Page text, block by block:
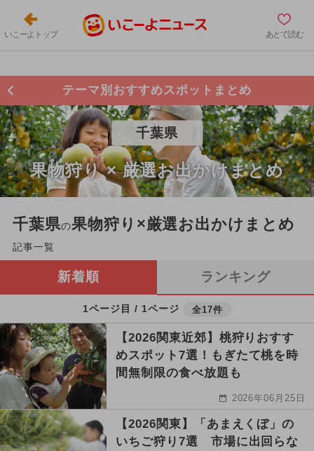
いこーよトップ あとで読む
テーマ別おすすめスポットまとめ
千葉県
果物狩り × 厳選お出かけまとめ
千葉県の果物狩り×厳選お出かけまとめ
記事一覧
新着順 ランキング
1ページ目 / 1ページ 全17件
【2026関東近郊】桃狩りおすす
めスポット7選！もぎたて桃を時
間無制限の食べ放題も
2026年06月25日
【2026関東】「あまえくぼ」の
いちご狩り7選 市場に出回らな